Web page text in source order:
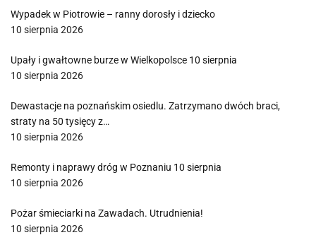
Wypadek w Piotrowie – ranny dorosły i dziecko
10 sierpnia 2026
Upały i gwałtowne burze w Wielkopolsce 10 sierpnia
10 sierpnia 2026
Dewastacje na poznańskim osiedlu. Zatrzymano dwóch braci,
straty na 50 tysięcy z…
10 sierpnia 2026
Remonty i naprawy dróg w Poznaniu 10 sierpnia
10 sierpnia 2026
Pożar śmieciarki na Zawadach. Utrudnienia!
10 sierpnia 2026